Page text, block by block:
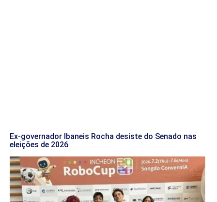
Ex-governador Ibaneis Rocha desiste do Senado nas
eleições de 2026